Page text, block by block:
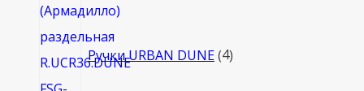
Ручки URBAN DUNE 4